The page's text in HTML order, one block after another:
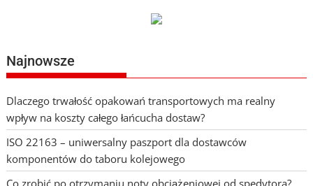
Najnowsze
Dlaczego trwałość opakowań transportowych ma realny
wpływ na koszty całego łańcucha dostaw?
ISO 22163 – uniwersalny paszport dla dostawców
komponentów do taboru kolejowego